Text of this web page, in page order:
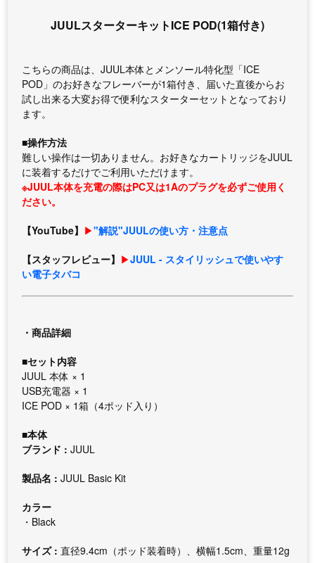
JUULスターターキットICE POD(1箱付き)
こちらの商品は、JUUL本体とメンソール特化型「ICE
POD」のお好きなフレーバーが1箱付き、届いた直後からお
試し出来る大変お得で便利なスターターセットとなっており
ます。
■操作方法
難しい操作は一切ありません。お好きなカートリッジをJUUL
に装着するだけでご利用いただけます。
※JUUL本体を充電の際はPC又は1Aのプラグを必ずご使用く
ださい。
【YouTube】 ▶︎"解説"JUULの使い方・注意点
【スタッフレビュー】 ▶︎JUUL - スタイリッシュで使いやす
い電子タバコ
・商品詳細
■セット内容
JUUL 本体 × 1
USB充電器 × 1
ICE POD × 1箱（4ポッド入り）
■本体
ブランド :JUUL
製品名 :JUUL Basic Kit
カラー
・Black
サイズ :直径9.4cm（ポッド装着時）、横幅1.5cm、重量12g